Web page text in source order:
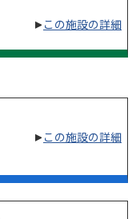
この施設の詳細
この施設の詳細